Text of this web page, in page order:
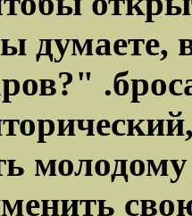
думаете,
молодому